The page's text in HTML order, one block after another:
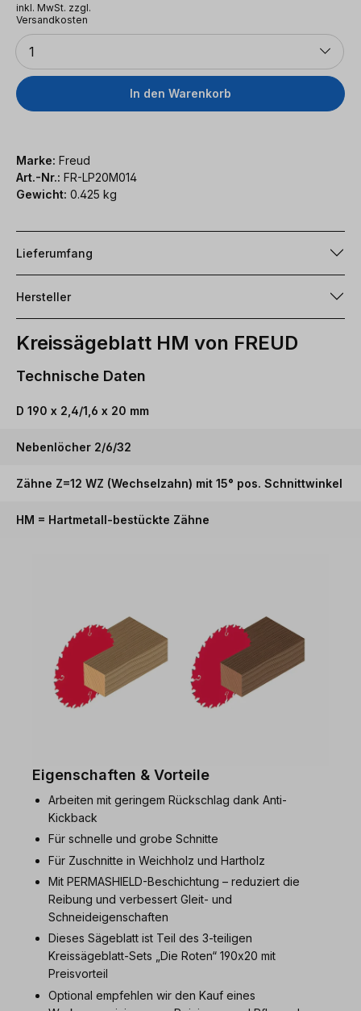
inkl. MwSt. zzgl.
Versandkosten
Anzahl
1
In den Warenkorb
Marke: Freud
Art.-Nr.: FR-LP20M014
Gewicht: 0.425 kg
Lieferumfang
Hersteller
Kreissägeblatt HM von FREUD
Technische Daten
D 190 x 2,4/1,6 x 20 mm
Nebenlöcher 2/6/32
Zähne Z=12 WZ (Wechselzahn) mit 15° pos. Schnittwinkel
HM = Hartmetall-bestückte Zähne
Eigenschaften & Vorteile
Arbeiten mit geringem Rückschlag dank Anti-
Kickback
Für schnelle und grobe Schnitte
Für Zuschnitte in Weichholz und Hartholz
Mit PERMASHIELD-Beschichtung – reduziert die
Reibung und verbessert Gleit- und
Schneideigenschaften
Dieses Sägeblatt ist Teil des 3-teiligen
Kreissägeblatt-Sets „Die Roten“ 190x20 mit
Preisvorteil
Optional empfehlen wir den Kauf eines